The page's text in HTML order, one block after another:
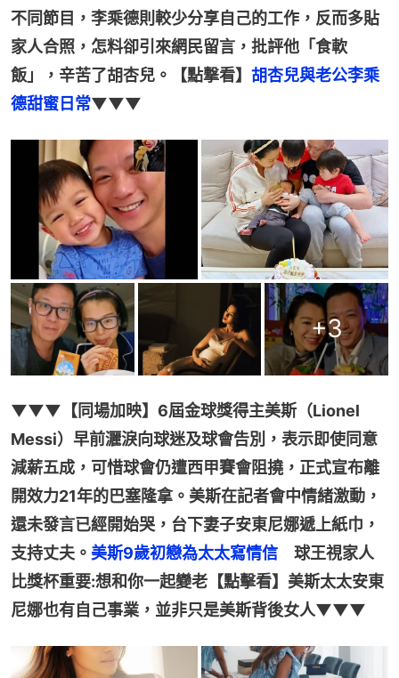
不同節目，李乘德則較少分享自己的工作，反而多貼
家人合照，怎料卻引來網民留言，批評他「食軟
飯」，辛苦了胡杏兒。【點撃看】 胡杏兒與老公李乘
德甜蜜日常▼▼▼
+3
▼▼▼【同場加映】6屆金球獎得主美斯（Lionel
Messi）早前灑淚向球迷及球會告別，表示即使同意
減薪五成，可惜球會仍遭西甲賽會阻撓，正式宣布離
開效力21年的巴塞隆拿。美斯在記者會中情緒激動，
還未發言已經開始哭，台下妻子安東尼娜遞上紙巾，
支持丈夫。 美斯9歲初戀為太太寫情信 球王視家人
比獎杯重要:想和你一起變老【點擊看】美斯太太安東
尼娜也有自己事業，並非只是美斯背後女人▼▼▼